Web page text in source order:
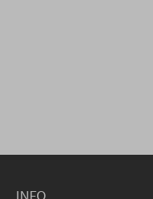
INFO